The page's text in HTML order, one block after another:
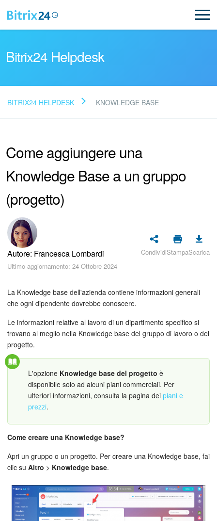
Novità
Supporto Bitrix24
Registrazione e accesso
Piani e pagamento
Sicurezza in Bitrix24
Come iniziare?
CoPilot: IA in Bitrix24
Messenger
Calendario
Bitrix24 Drive
Webmail
Gruppi di lavoro
Incarichi e progetti
Progetti IA
Bitrix24 Helpdesk
BITRIX24 HELPDESK KNOWLEDGE BASE
Come aggiungere una
Knowledge Base a un gruppo
(progetto)
Autore: Francesca Lombardi
Ultimo aggiornamento: 24 Ottobre 2024
CondividiStampaScarica
La Knowledge base dell'azienda contiene informazioni generali
che ogni dipendente dovrebbe conoscere.
Le informazioni relative al lavoro di un dipartimento specifico si
trovano al meglio nella Knowledge base del gruppo di lavoro o del
progetto.
L'opzione Knowledge base del progetto è
disponibile solo ad alcuni piani commerciali. Per
ulteriori informazioni, consulta la pagina dei piani e
prezzi.
Come creare una Knowledge base?
Apri un gruppo o un progetto. Per creare una Knowledge base, fai
clic su Altro > Knowledge base.